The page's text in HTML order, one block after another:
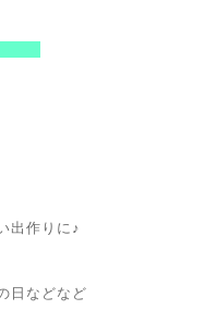
出作りに♪
日などなど